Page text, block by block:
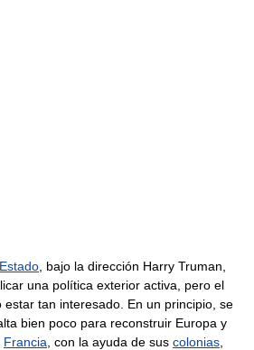
, bajo la dirección Harry Truman,
una política exterior activa, pero el
tan interesado. En un principio, se
bien poco para reconstruir Europa y
Francia , con la ayuda de sus colonias